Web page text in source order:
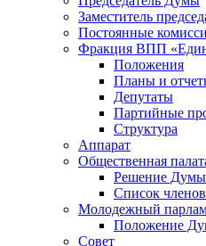
Заместитель
Постоянные
Фракция ВПП
Положения
Планы и
Депутаты
Партийные
Структура
Аппарат
Общественная
Решение Думы
Список
Молодежный
Положение
Совет